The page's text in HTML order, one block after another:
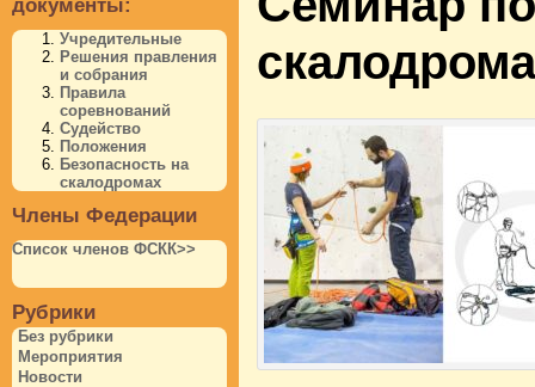
документы:
Учредительные
Решения правления
и собрания
Правила
соревнований
Судейство
Положения
Безопасность на
скалодромах
Члены Федерации
Список членов ФСКК>>
Рубрики
Без рубрики
Мероприятия
Новости